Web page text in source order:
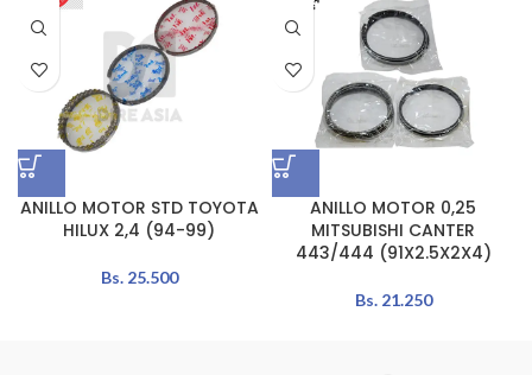
ANILLO MOTOR STD TOYOTA
HILUX 2,4 (94-99)
Bs.25.500
ANILLO MOTOR 0,25
MITSUBISHI CANTER
443/444 (91X2.5X2X4)
Bs.21.250